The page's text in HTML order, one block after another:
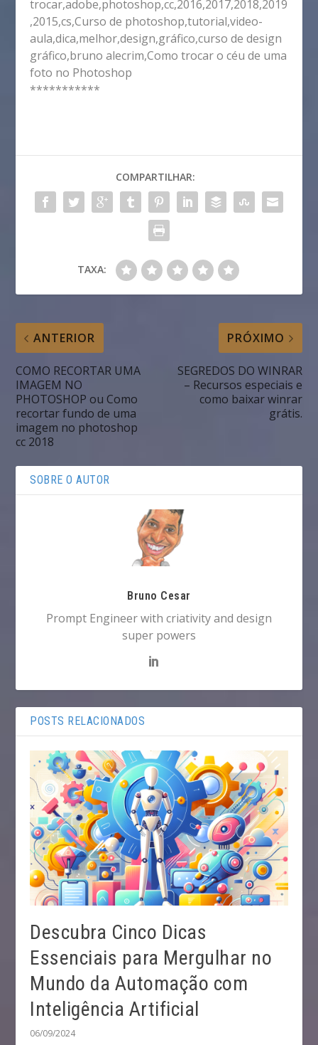
trocar,adobe,photoshop,cc,2016,2017,2018,2019
,2015,cs,Curso de photoshop,tutorial,video-
aula,dica,melhor,design,gráfico,curso de design
gráfico,bruno alecrim,Como trocar o céu de uma
foto no Photoshop
***********
COMPARTILHAR:
TAXA:
ANTERIOR
COMO RECORTAR UMA
IMAGEM NO
PHOTOSHOP ou Como
recortar fundo de uma
imagem no photoshop
cc 2018
PRÓXIMO
SEGREDOS DO WINRAR
– Recursos especiais e
como baixar winrar
grátis.
SOBRE O AUTOR
Bruno Cesar
Prompt Engineer with criativity and design
super powers
POSTS RELACIONADOS
Descubra Cinco Dicas
Essenciais para Mergulhar no
Mundo da Automação com
Inteligência Artificial
06/09/2024